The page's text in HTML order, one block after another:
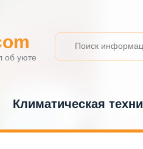
об уюте
Климатическая